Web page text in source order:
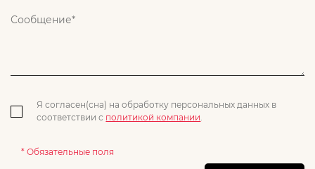
Я согласен(сна) на обработку персональных данных в
соответствии с политикой компании.
* Обязательные поля